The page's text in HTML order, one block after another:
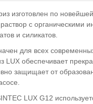
изготовлен по
с органическими
и силикатов.
для всех
обеспечивает
защищает от
LUX G12